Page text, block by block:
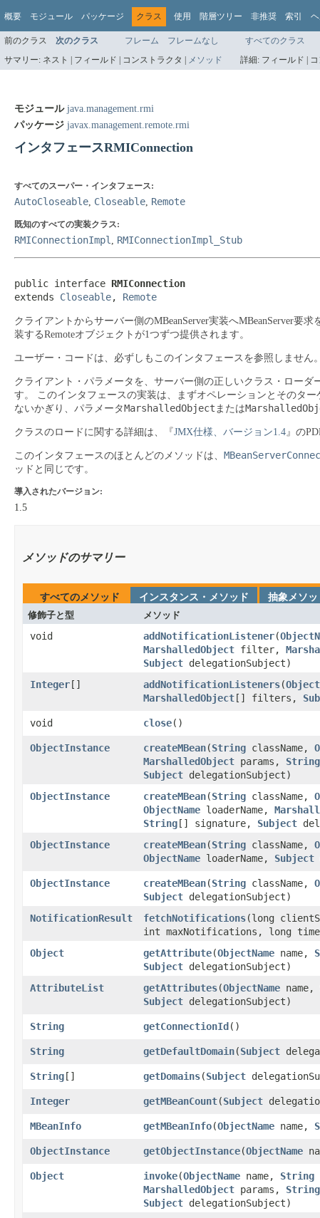
概要 モジュール パッケージ クラス 使用 階層ツリー 非推奨 索引
前のクラス 次のクラス フレーム フレームなし すべてのクラス
サマリー: ネスト | フィールド | コンストラクタ | メソッド 詳細: フィールド |
モジュール java.management.rmi
パッケージ javax.management.remote.rmi
インタフェースRMIConnection
すべてのスーパー・インタフェース:
AutoCloseable, Closeable, Remote
既知のすべての実装クラス:
RMIConnectionImpl , RMIConnectionImpl_Stub
public interface RMIConnection
extends Closeable, Remote
クライアントからサーバー側のMBeanServer実装へMBeanServer要
装するRemoteオブジェクトが1つずつ提供されます。
ユーザー・コードは、必ずしもこのインタフェースを参照しません。
クライアント・パラメータを、サーバー側の正しいクラス・ロー
す。
このインタフェースの実装は、まずオペレーションとそのタ
ないかぎり、パラメータMarshalledObject または
クラスのロードに関する詳細は、『JMX仕様、バージョン1.4』の
このインタフェースのほとんどのメソッドは、
ッドと同じです。
導入されたバージョン:
1.5
メソッドのサマリー
すべてのメソッド インスタンス・メソッド
抽象メソッ
修飾子と型
メソッド
void addNotificationListener​(
MarshalledObject filter,
Subject delegationSubject)
Integer [] addNotificationListeners​(
MarshalledObject [] filters,
void close​()
ObjectInstance createMBean​(String className,
MarshalledObject params, String
Subject delegationSubject)
ObjectInstance createMBean​(String className,
ObjectName loaderName,
String [] signature, Subject
ObjectInstance createMBean​(String className,
ObjectName loaderName, Subject
ObjectInstance createMBean​(String className,
Subject delegationSubject)
NotificationResult fetchNotifications​(long
int maxNotifications, long
Object getAttribute​(ObjectName name,
Subject delegationSubject)
AttributeList getAttributes​(ObjectName name,
Subject delegationSubject)
String getConnectionId ​()
String getDefaultDomain​(Subject
String [] getDomains​(Subject
Integer getMBeanCount​(Subject
MBeanInfo getMBeanInfo​(ObjectName name,
ObjectInstance getObjectInstance​(ObjectName
Object invoke​(ObjectName name, String
MarshalledObject params, String
Subject delegationSubject)